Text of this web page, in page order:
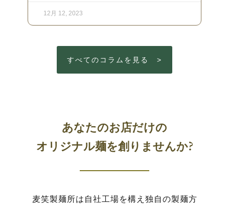
12月 12, 2023
すべてのコラムを見る >
あなたのお店だけの
オリジナル麺を創りませんか?
麦笑製麺所は自社工場を構え独自の製麺方